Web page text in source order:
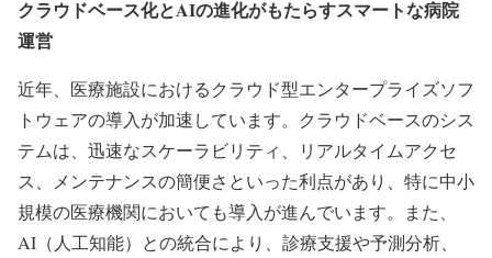
クラウドベース化とAIの進化がもたらすスマートな病院
運営
近年、医療施設におけるクラウド型エンタープライズソフ
トウェアの導入が加速しています。クラウドベースのシス
テムは、迅速なスケーラビリティ、リアルタイムアクセ
ス、メンテナンスの簡便さといった利点があり、特に中小
規模の医療機関においても導入が進んでいます。また、
AI（人工知能）との統合により、診療支援や予測分析、